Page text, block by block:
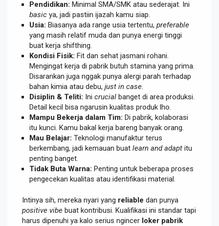
Pendidikan: Minimal SMA/SMK atau sederajat. Ini
basic ya, jadi pastiin ijazah kamu siap.
Usia: Biasanya ada range usia tertentu, preferable
yang masih relatif muda dan punya energi tinggi
buat kerja shifthing.
Kondisi Fisik: Fit dan sehat jasmani rohani.
Mengingat kerja di pabrik butuh stamina yang prima.
Disarankan juga nggak punya alergi parah terhadap
bahan kimia atau debu, just in case
Disiplin & Teliti: Ini crucial banget di area produksi.
Detail kecil bisa ngarusin kualitas produk lho.
Mampu Bekerja dalam Tim: Di pabrik, kolaborasi
itu kunci. Kamu bakal kerja bareng banyak orang.
Mau Belajar: Teknologi manufaktur terus
berkembang, jadi kemauan buat learn and adapt itu
penting banget.
Tidak Buta Warna: Penting untuk beberapa proses
pengecekan kualitas atau identifikasi material.
Intinya sih, mereka nyari yang reliable dan punya
positive vibe buat kontribusi. Kualifikasi ini standar tapi
harus dipenuhi ya kalo serius ngincer loker pabrik